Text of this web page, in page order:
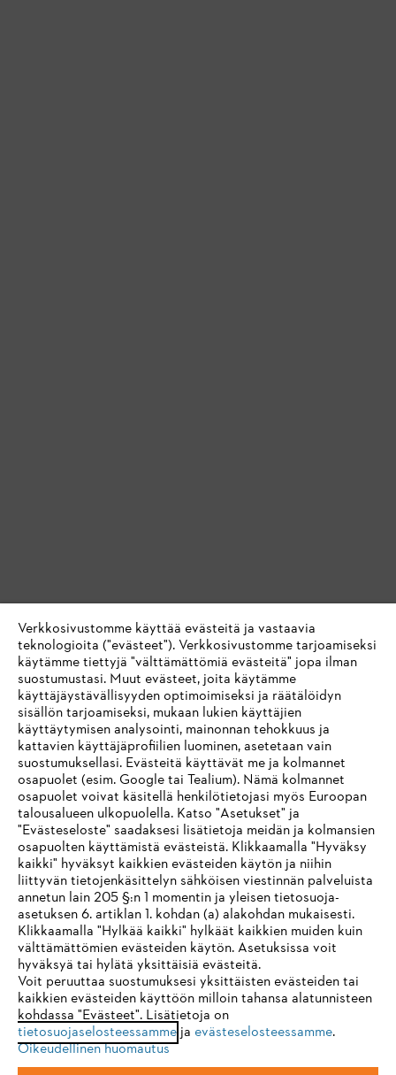
IHR BROWSER WIRD NICHT
UNTERSTÜTZT
Sie nutzen einen Browser, den wir noch nicht unterstützen. Für
eine optimale Nutzung unserer Seite empfehlen wir Ihnen, zu
einem der folgenden Browser zu wechseln:
Firefox Chrome
Verkkosivustomme käyttää evästeitä ja vastaavia
teknologioita ("evästeet"). Verkkosivustomme tarjoamiseksi
käytämme tiettyjä "välttämättömiä evästeitä" jopa ilman
suostumustasi. Muut evästeet, joita käytämme
käyttäjäystävällisyyden optimoimiseksi ja räätälöidyn
sisällön tarjoamiseksi, mukaan lukien käyttäjien
käyttäytymisen analysointi, mainonnan tehokkuus ja
kattavien käyttäjäprofiilien luominen, asetetaan vain
suostumuksellasi. Evästeitä käyttävät me ja kolmannet
osapuolet (esim. Google tai Tealium). Nämä kolmannet
osapuolet voivat käsitellä henkilötietojasi myös Euroopan
talousalueen ulkopuolella. Katso "Asetukset" ja
"Evästeseloste" saadaksesi lisätietoja meidän ja kolmansien
osapuolten käyttämistä evästeistä. Klikkaamalla "Hyväksy
kaikki" hyväksyt kaikkien evästeiden käytön ja niihin
liittyvän tietojenkäsittelyn sähköisen viestinnän palveluista
annetun lain 205 §:n 1 momentin ja yleisen tietosuoja-
asetuksen 6. artiklan 1. kohdan (a) alakohdan mukaisesti.
Klikkaamalla "Hylkää kaikki" hylkäät kaikkien muiden kuin
välttämättömien evästeiden käytön. Asetuksissa voit
hyväksyä tai hylätä yksittäisiä evästeitä.
Voit peruuttaa suostumuksesi yksittäisten evästeiden tai
kaikkien evästeiden käyttöön milloin tahansa alatunnisteen
kohdassa "Evästeet". Lisätietoja on
tietosuojaselosteessammeja evästeselosteessamme.
Oikeudellinen huomautus